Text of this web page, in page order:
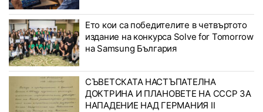
Ето кои са победителите в четвъртото
издание на конкурса Solve for Tomorrow
на Samsung България
СЪВЕТСКАТА НАСТЪПАТЕЛНА
ДОКТРИНА И ПЛАНОВЕТЕ НА СССР ЗА
НАПАДЕНИЕ НАД ГЕРМАНИЯ II